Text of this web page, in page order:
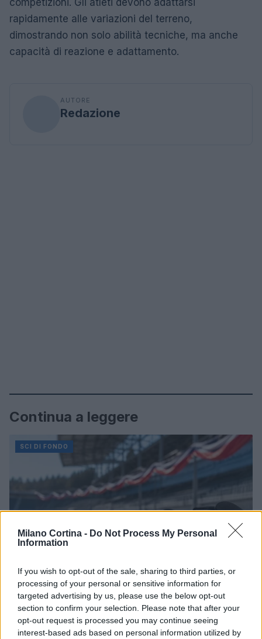
Milano Cortina - Do Not Process My Personal
Information
If you wish to opt-out of the sale, sharing to third parties, or
processing of your personal or sensitive information for
targeted advertising by us, please use the below opt-out
section to confirm your selection. Please note that after your
opt-out request is processed you may continue seeing
interest-based ads based on personal information utilized by
rapidamente alle variazioni del terreno,
dimostrando non solo abilità tecniche, ma anche
capacità di reazione e adattamento.
AUTORE
Redazione
Continua a leggere
SCI DI FONDO
BlinkFestivalen 2026: i campioni dello sci di fondo e
biathlon in gara dal 5 al 8 agosto
Marco Tessari · 4 Ago 2026